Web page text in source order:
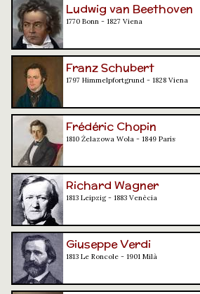
Ludwig van Beethoven
1770 Bonn - 1827 Viena
Franz Schubert
1797 Himmelpfortgrund - 1828 Viena
Frédéric Chopin
1810 Żelazowa Wola - 1849 París
Richard Wagner
1813 Leipzig - 1883 Venècia
Giuseppe Verdi
1813 Le Roncole - 1901 Milà